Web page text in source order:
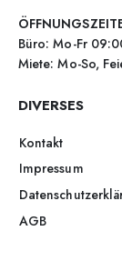
Büro: Mo-Fr
Miete: Mo-So,
DIVERSES
Kontakt
Impressum
AGB